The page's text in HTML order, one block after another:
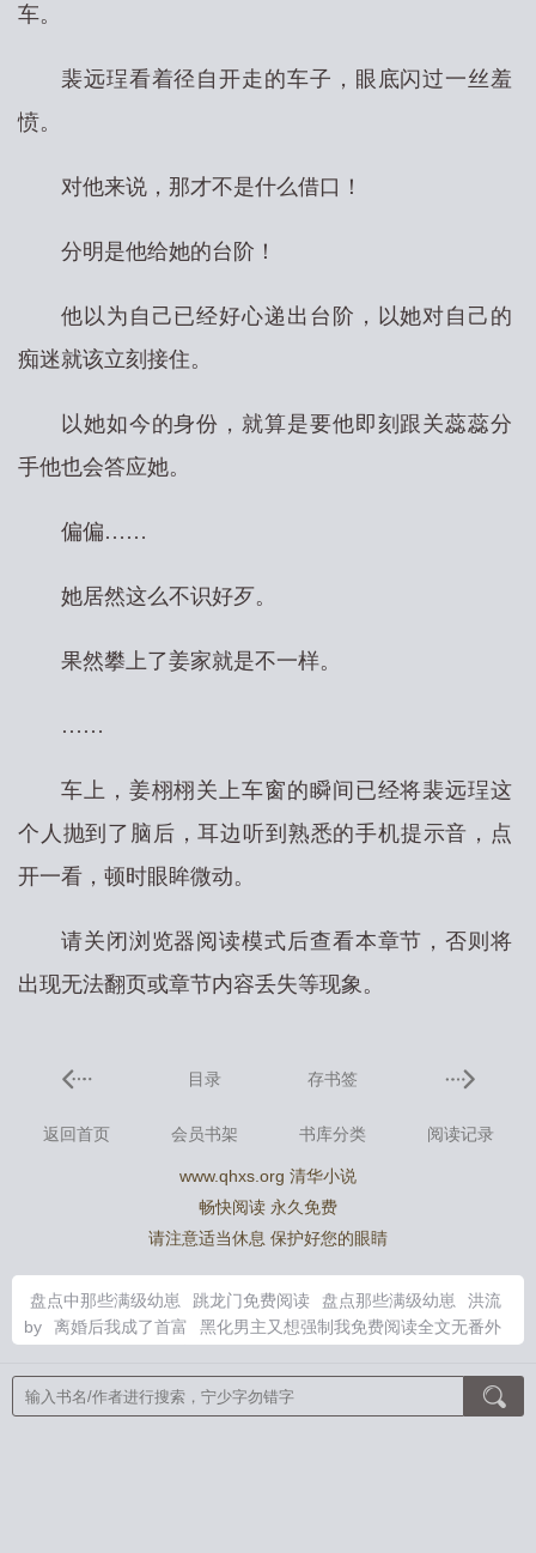
车。
裴远珵看着径自开走的车子，眼底闪过一丝羞
愤。
对他来说，那才不是什么借口！
分明是他给她的台阶！
他以为自己已经好心递出台阶，以她对自己的
痴迷就该立刻接住。
以她如今的身份，就算是要他即刻跟关蕊蕊分
手他也会答应她。
偏偏……
她居然这么不识好歹。
果然攀上了姜家就是不一样。
……
车上，姜栩栩关上车窗的瞬间已经将裴远珵这
个人抛到了脑后，耳边听到熟悉的手机提示音，点
开一看，顿时眼眸微动。
请关闭浏览器阅读模式后查看本章节，否则将
出现无法翻页或章节内容丢失等现象。
目录 存书签
返回首页 会员书架 书库分类 阅读记录
www.qhxs.org 清华小说
畅快阅读 永久免费
请注意适当休息 保护好您的眼睛
盘点中那些满级幼崽 跳龙门免费阅读 盘点那些满级幼崽
洪流
by
离婚后我成了首富
黑化男主又想强制我免费阅读全文无番外
浩在雨浩的最新章节更新
平步青云从政到高官的最新章节列表
叶泽涛草根之路免费阅读
黑化男主又想强制我免费阅读笔趣阁